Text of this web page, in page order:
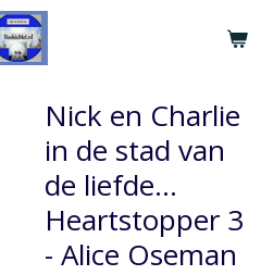
Nick en Charlie
in de stad van
de liefde…
Heartstopper 3
- Alice Oseman